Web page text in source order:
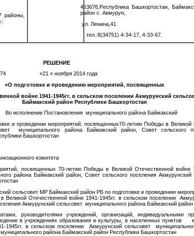
районы,
453676,Республика Башкортостан,
район с. Акмурун,
ул. Ленина,41
тел.:8(34751) 4-34-17, 4-33-67.
«21 » ноября 2014 года
«О подготовке и проведению мероприятий, посвященных
войне 1941-1945гг. в сельском поселении Акмурунский
Баймакский район Республики Башкортостан
исполнение Постановления муниципального района Баймакский
и проведении мероприятий, посвященных70-летию Победы в Великой
муниципального района Баймакский район, Совет сельского
Башкортостан
комитета
посвященных 70-летию Победы в Великой Отечественной войне
района Баймакский район, Совет сельского поселения
сельсовет МР Баймакский район РБ по подготовке и проведению
Отечественной войне 1941-1945гг. в сельском поселении
Акмурунский сельсовет муниципального района Баймакский
руководителями учреждений, организаций, индивидуальными
в учреждениях образования и культуры, в населенных пунктов
1945гг. в сельском поселении Акмурунский сельсовет
района Баймакский район Республики Башкортостан